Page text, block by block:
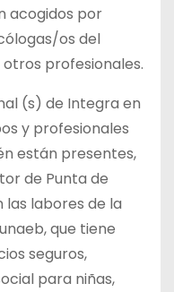
acogidos por
os del
profesionales.
(s) de Integra en
y profesionales
están presentes,
de Punta de
las labores de la
que tiene
seguros,
para niñas,